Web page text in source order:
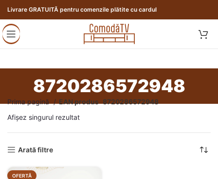
Livrare GRATUITĂ pentru comenzile plătite cu cardul
8720286572948
Prima pagină EAN produs 8720286572948
Afișez singurul rezultat
Arată filtre
OFERTĂ